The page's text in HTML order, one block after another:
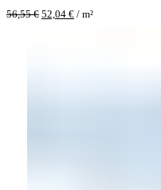
56,55€ 52,04 € / m²